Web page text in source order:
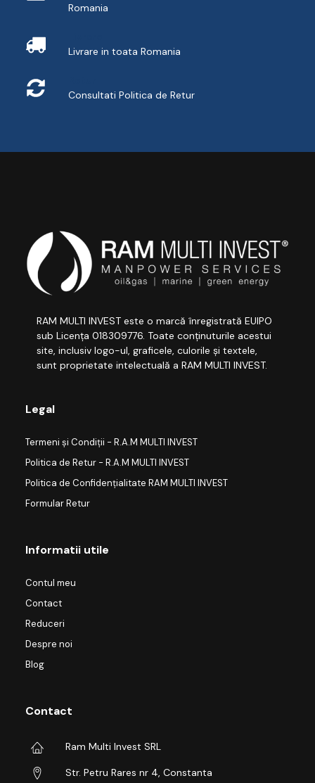
Romania
Livrare in toata Romania
Consultati Politica de Retur
RAM MULTI INVEST este o marcă înregistrată EUIPO
sub Licența 018309776. Toate conținuturile acestui
site, inclusiv logo-ul, graficele, culorile și textele,
sunt proprietate intelectuală a RAM MULTI INVEST.
Legal
Termeni și Condiții - R.A.M MULTI INVEST
Politica de Retur - R.A.M MULTI INVEST
Politica de Confidențialitate RAM MULTI INVEST
Formular Retur
Informatii utile
Contul meu
Contact
Reduceri
Despre noi
Blog
Contact
Ram Multi Invest SRL
Str. Petru Rares nr 4, Constanta